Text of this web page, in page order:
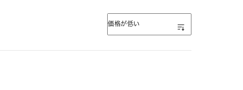
表示順
価格が低い